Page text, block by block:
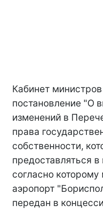
Кабинет
постановление "О
изменений в
права
собственности,
предоставляться
согласно
аэропорт
передан в